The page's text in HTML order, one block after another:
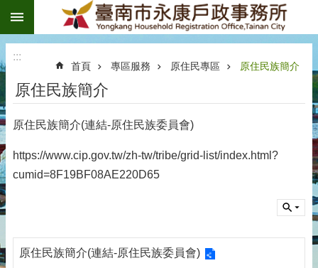
跳到主要內容區塊
:::
首頁 專區服務 原住民專區 原住民族簡介
原住民族簡介
原住民族簡介(連結-原住民族委員會)
https://www.cip.gov.tw/zh-tw/tribe/grid-list/index.html?
cumid=8F19BF08AE220D65
原住民族簡介(連結-原住民族委員會)